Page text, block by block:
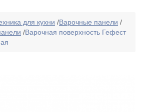
для кухни /Варочные панели /
/Варочная поверхность Гефест